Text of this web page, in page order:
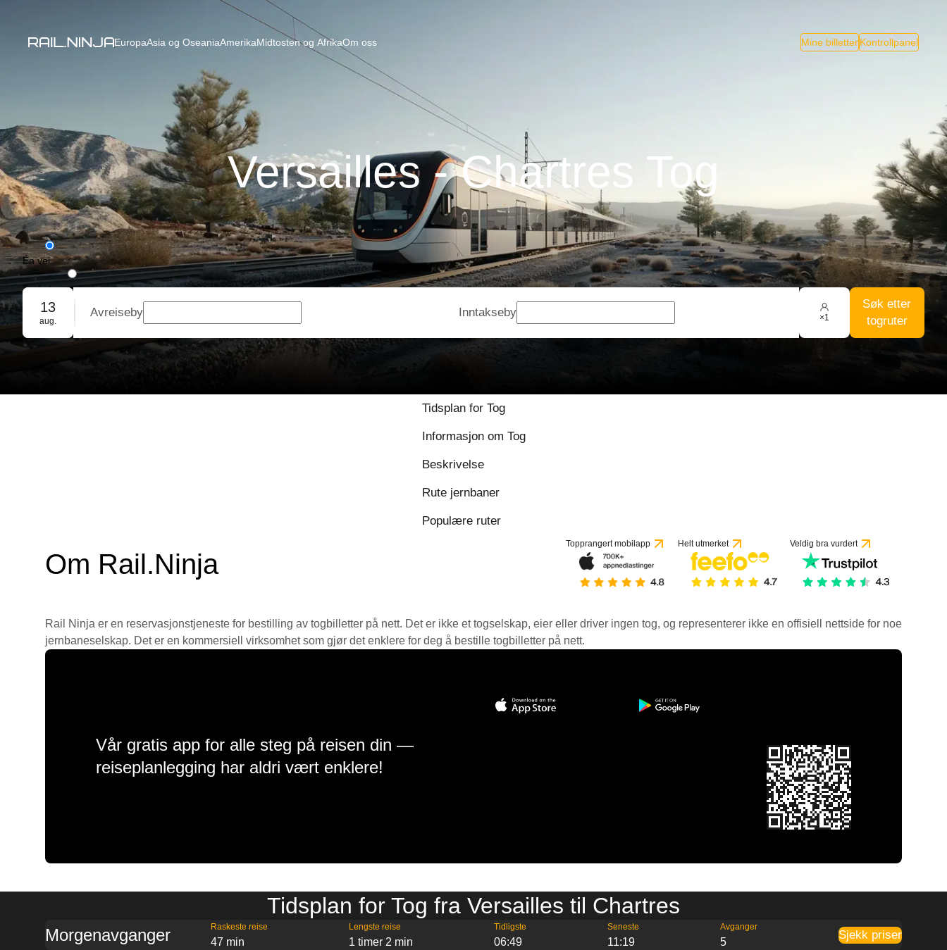
EuropaAsia og OseaniaAmerikaMidtosten og AfrikaOm oss Mine billetterKontrollpanel
Versailles - Chartres Tog
Én vei
Tur/retur
Gruppebooking
13
aug.
Avreiseby Inntakseby ×1
Søk etter
togruter
Tidsplan for Tog
Informasjon om Tog
Beskrivelse
Rute jernbaner
Populære ruter
Om Rail.Ninja
Topprangert mobilapp Helt utmerket Veldig bra vurdert
Rail Ninja er en reservasjons­tjeneste for bestilling av togbilletter på nett. Det er ikke et togselskap, eier eller driver ingen tog, og representerer ikke en offisiell nettside for noe
jernbaneselskap. Det er en kommersiell virksomhet som gjør det enklere for deg å bestille togbilletter på nett.
Vår gratis app for alle steg på reisen din —
reiseplanlegging har aldri vært enklere!
Tidsplan for Tog fra Versailles til Chartres
Morgenavganger Raskeste reise
47 min
Lengste reise
1 timer 2 min
Tidligste
06:49
Seneste
11:19
Avganger
5
Sjekk priser
9 / 10 basert på 1 vurderinger